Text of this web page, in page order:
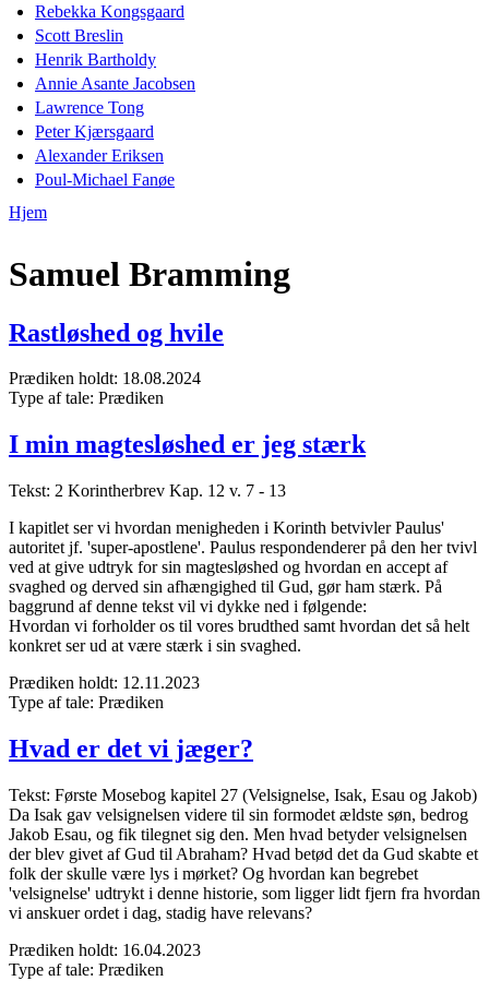
Rebekka Kongsgaard
Scott Breslin
Henrik Bartholdy
Annie Asante Jacobsen
Lawrence Tong
Peter Kjærsgaard
Alexander Eriksen
Poul-Michael Fanøe
Hjem
Samuel Bramming
Rastløshed og hvile
Prædiken holdt: 18.08.2024
Type af tale: Prædiken
I min magtesløshed er jeg stærk
Tekst: 2 Korintherbrev Kap. 12 v. 7 - 13
I kapitlet ser vi hvordan menigheden i Korinth betvivler Paulus'
autoritet jf. 'super-apostlene'. Paulus respondenderer på den her tvivl
ved at give udtryk for sin magtesløshed og hvordan en accept af
svaghed og derved sin afhængighed til Gud, gør ham stærk. På
baggrund af denne tekst vil vi dykke ned i følgende:
Hvordan vi forholder os til vores brudthed samt hvordan det så helt
konkret ser ud at være stærk i sin svaghed.
Prædiken holdt: 12.11.2023
Type af tale: Prædiken
Hvad er det vi jæger?
Tekst: Første Mosebog kapitel 27 (Velsignelse, Isak, Esau og Jakob)
Da Isak gav velsignelsen videre til sin formodet ældste søn, bedrog
Jakob Esau, og fik tilegnet sig den. Men hvad betyder velsignelsen
der blev givet af Gud til Abraham? Hvad betød det da Gud skabte et
folk der skulle være lys i mørket? Og hvordan kan begrebet
'velsignelse' udtrykt i denne historie, som ligger lidt fjern fra hvordan
vi anskuer ordet i dag, stadig have relevans?
Prædiken holdt: 16.04.2023
Type af tale: Prædiken